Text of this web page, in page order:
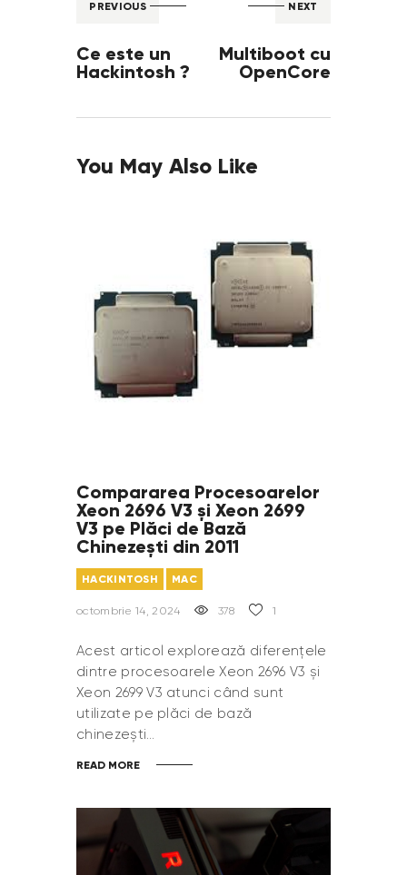
PREVIOUS
Ce este un
Hackintosh ?
NEXT
Multiboot cu
OpenCore
You May Also Like
Compararea Procesoarelor
Xeon 2696 V3 și Xeon 2699
V3 pe Plăci de Bază
Chinezești din 2011
HACKINTOSH MAC
octombrie 14, 2024 378 1
Acest articol explorează diferențele
dintre procesoarele Xeon 2696 V3 și
Xeon 2699 V3 atunci când sunt
utilizate pe plăci de bază
chinezești…
READ MORE